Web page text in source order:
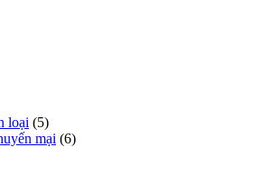
loại (5)
mại (6)